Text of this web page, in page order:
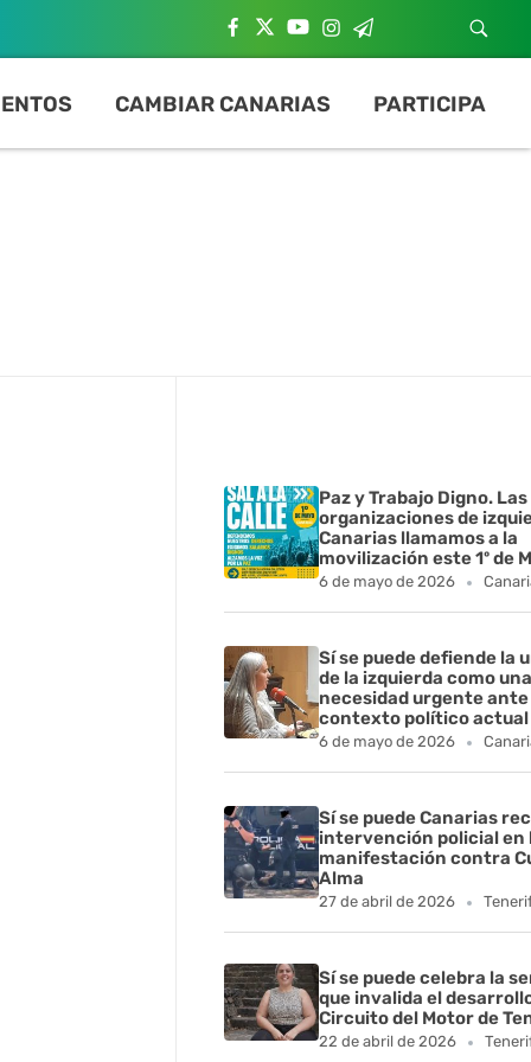
CAMBIAR CANARIAS PARTICIPA
Paz y Trabajo Digno. Las
organizaciones de
Canarias llamamos a la
movilización este 1º de
6 de mayo de 2026
Sí se puede defiende la
de la izquierda como una
necesidad urgente ante
contexto político actual
6 de mayo de 2026
Sí se puede Canarias
intervención policial en
manifestación contra
Alma
27 de abril de 2026
Sí se puede celebra la
que invalida el
Circuito del Motor de
22 de abril de 2026